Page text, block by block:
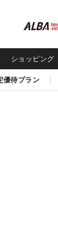
ショッピング
優待プラン